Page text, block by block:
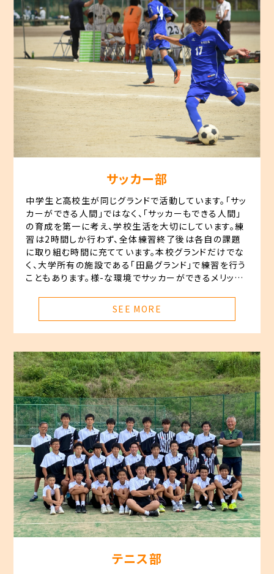
サッカー部
中学生と高校生が同じグランドで活動しています。「サッ
カーができる人間」ではなく、「サッカーもできる人間」
の育成を第一に考え、学校生活を大切にしています。練
習は2時間しか行わず、全体練習終了後は各自の課題
に取り組む時間に充てています。本校グランドだけでな
く、大学所有の施設である「田島グランド」で練習を行う
こともあります。様-な環境でサッカーができるメリット
SEE MORE
テニス部